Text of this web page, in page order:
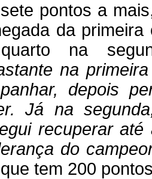
pontos a
da
na
na
depois
Já na
recuperar
do
tem 200